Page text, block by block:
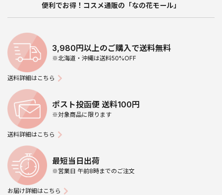
便利でお得！コスメ通販の「なの花モール」
3,980円以上のご購入で送料無料
※北海道・沖縄は送料50%OFF
送料詳細はこちら
ポスト投函便 送料100円
※対象商品に限ります
送料詳細はこちら
最短当日出荷
※営業日 午前8時までのご注文
お届け詳細はこちら